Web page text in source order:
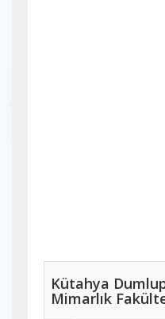
Kütahya
Mimarlık